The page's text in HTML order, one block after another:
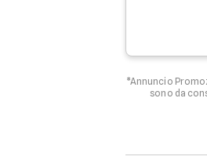
*Annuncio
sono da